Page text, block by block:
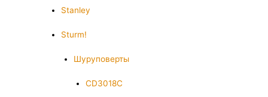
Stanley
Sturm!
Шуруповерты
CD3018C